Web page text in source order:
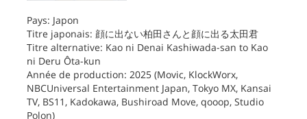
Pays: Japon
Titre japonais: 顔に出ない柏田さんと顔に出る太田君
Titre alternative: Kao ni Denai Kashiwada-san to Kao
ni Deru Ôta-kun
Année de production: 2025 (Movic, KlockWorx,
NBCUniversal Entertainment Japan, Tokyo MX, Kansai
TV, BS11, Kadokawa, Bushiroad Move, qooop, Studio
Polon)